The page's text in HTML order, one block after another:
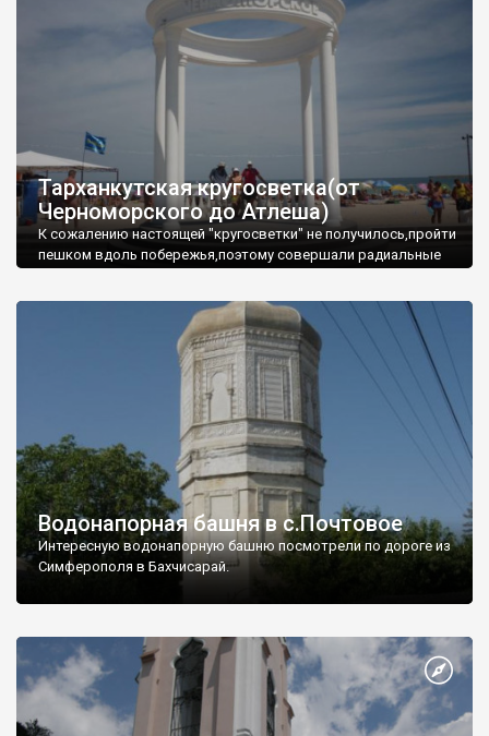
Тарханкутская кругосветка(от
Черноморского до Атлеша)
К сожалению настоящей "кругосветки" не получилось,пройти
пешком вдоль побережья,поэтому совершали радиальные
Водонапорная башня в с.Почтовое
Интересную водонапорную башню посмотрели по дороге из
Симферополя в Бахчисарай.